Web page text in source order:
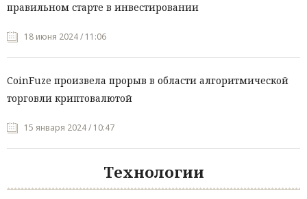
правильном старте в инвестировании
18 июня 2024 / 11:06
CoinFuze произвела прорыв в области алгоритмической
торговли криптовалютой
15 января 2024 / 10:47
Технологии